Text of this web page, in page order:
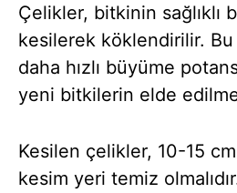
Çelikler, bitkinin sağlıklı
kesilerek köklendirilir.
daha hızlı büyüme
yeni bitkilerin elde
Kesilen çelikler, 10-15
kesim yeri temiz